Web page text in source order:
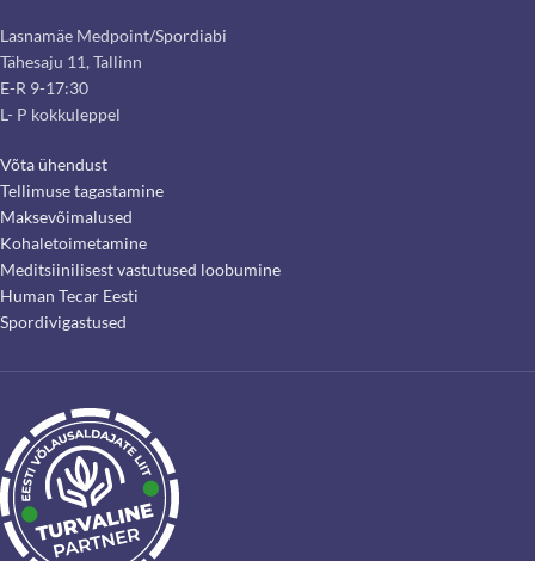
Lasnamäe Medpoint/Spordiabi
Tähesaju 11, Tallinn
E-R 9-17:30
L- P kokkuleppel
Võta ühendust
Tellimuse tagastamine
Maksevõimalused
Kohaletoimetamine
Meditsiinilisest vastutused loobumine
Human Tecar Eesti
Spordivigastused